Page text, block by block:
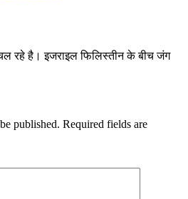
रहे है। इजराइल फिलिस्तीन के बीच जंग
published. Required fields are